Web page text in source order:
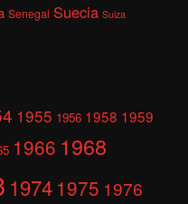
Senegal Suecia Suiza
1955 1956 1958 1959
1966 1968
1974 1975 1976